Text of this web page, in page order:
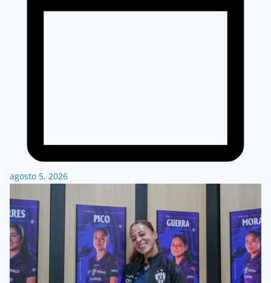
agosto 5, 2026